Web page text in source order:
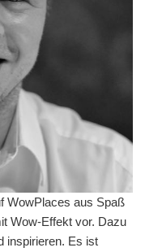
WowPlaces aus Spaß
Wow-Effekt vor. Dazu
inspirieren. Es ist